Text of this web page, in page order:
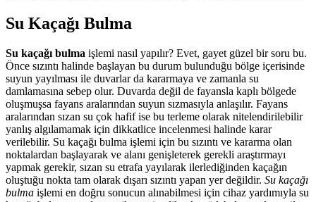
Su Kaçağı Bulma
Su kaçağı bulma işlemi nasıl yapılır? Evet, gayet güzel bir soru bu.
Önce sızıntı halinde başlayan bu durum bulunduğu bölge içerisinde
suyun yayılması ile duvarlar da kararmaya ve zamanla su
damlamasına sebep olur. Duvarda değil de fayansla kaplı bölgede
oluşmuşsa fayans aralarından suyun sızmasıyla anlaşılır. Fayans
aralarından sızan su çok hafif ise bu terleme olarak nitelendirilebilir
yanlış algılamamak için dikkatlice incelenmesi halinde karar
verilebilir. Su kaçağı bulma işlemi için bu sızıntı ve kararma olan
noktalardan başlayarak ve alanı genişleterek gerekli araştırmayı
yapmak gerekir, sızan su etrafa yayılarak ilerlediğinden kaçağın
oluştuğu nokta tam olarak dışarı sızıntı yapan yer değildir. Su kaçağı
bulma işlemi en doğru sonucun alınabilmesi için cihaz yardımıyla su